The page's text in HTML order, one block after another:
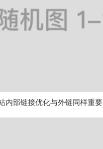
内部链接优化与外链同样重要